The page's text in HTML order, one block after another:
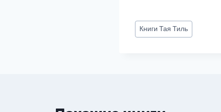
Метки
записи:
КнигиТая Тиль